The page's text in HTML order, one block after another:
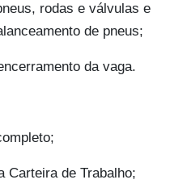
rodas e válvulas e
de pneus;
da vaga.
Carteira de Trabalho;